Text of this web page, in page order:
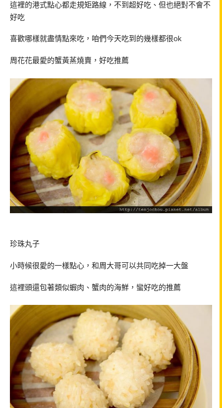
這裡的港式點心都走規矩路線，不到超好吃、但也絕對不會不
好吃
喜歡哪樣就盡情點來吃，咱們今天吃到的幾樣都很ok
周花花最愛的蟹黃蒸燒賣，好吃推薦
珍珠丸子
小時候很愛的一樣點心，和周大哥可以共同吃掉一大盤
這裡頭還包著類似蝦肉、蟹肉的海鮮，蠻好吃的推薦